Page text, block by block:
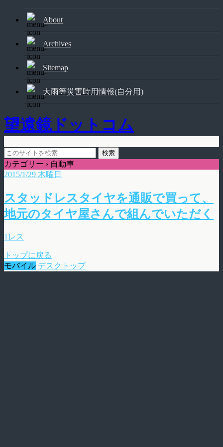
About
Archives
Sitemap
大雨等災害時用情報(自分用)
望遠鏡ドットコム
カテゴリー › 自動車
2015/1/29 木曜日
スタッドレスタイヤを通販で買って、
地元のタイヤ屋さんで組んでいただく
1レス
トップに戻る
モバイル デスクトップ